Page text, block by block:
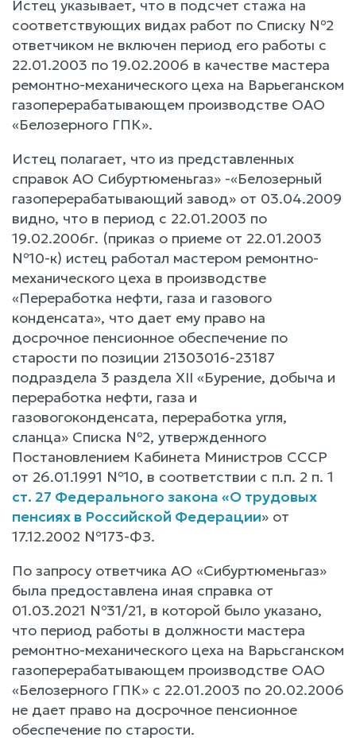
Истец указывает, что в подсчет стажа на
соответствующих видах работ по Списку №2
ответчиком не включен период его работы с
22.01.2003 по 19.02.2006 в качестве мастера
ремонтно-механического цеха на Варьеганском
газоперерабатывающем производстве ОАО
«Белозерного ГПК».
Истец полагает, что из представленных
справок АО Сибуртюменьгаз» -«Белозерный
газоперерабатывающий завод» от 03.04.2009
видно, что в период с 22.01.2003 по
19.02.2006г. (приказ о приеме от 22.01.2003
№10-к) истец работал мастером ремонтно-
механического цеха в производстве
«Переработка нефти, газа и газового
конденсата», что дает ему право на
досрочное пенсионное обеспечение по
старости по позиции 21303016-23187
подраздела 3 раздела XII «Бурение, добыча и
переработка нефти, газа и
газовогоконденсата, переработка угля,
сланца» Списка №2, утвержденного
Постановлением Кабинета Министров СССР
от 26.01.1991 №10, в соответствии с п.п. 2 п. 1
ст. 27 Федерального закона «О трудовых
пенсиях в Российской Федерации» от
17.12.2002 №173-ФЗ.
По запросу ответчика АО «Сибуртюменьгаз»
была предоставлена иная справка от
01.03.2021 №31/21, в которой было указано,
что период работы в должности мастера
ремонтно-механического цеха на Варьсганском
газоперерабатывающем производстве ОАО
«Белозерного ГПК» с 22.01.2003 по 20.02.2006
не дает право на досрочное пенсионное
обеспечение по старости.